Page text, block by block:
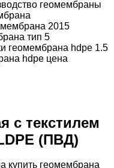
с текстилем
(ПВД)